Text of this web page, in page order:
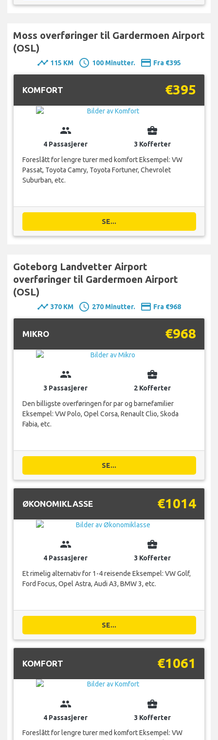
Moss overføringer til Gardermoen Airport
(OSL)
timeline 115 KM schedule 100 Minutter. payment Fra €395
KOMFORT €395
group
4 Passasjerer
business_center
3 Kofferter
Foreslått for lengre turer med komfort Eksempel: VW
Passat, Toyota Camry, Toyota Fortuner, Chevrolet
Suburban, etc.
SE...
Goteborg Landvetter Airport
overføringer til Gardermoen Airport
(OSL)
timeline 370 KM schedule 270 Minutter. payment Fra €968
MIKRO €968
group
3 Passasjerer
business_center
2 Kofferter
Den billigste overføringen for par og barnefamilier
Eksempel: VW Polo, Opel Corsa, Renault Clio, Skoda
Fabia, etc.
SE...
ØKONOMIKLASSE €1014
group
4 Passasjerer
business_center
3 Kofferter
Et rimelig alternativ for 1-4 reisende Eksempel: VW Golf,
Ford Focus, Opel Astra, Audi A3, BMW 3, etc.
SE...
KOMFORT €1061
group
4 Passasjerer
business_center
3 Kofferter
Foreslått for lengre turer med komfort Eksempel: VW